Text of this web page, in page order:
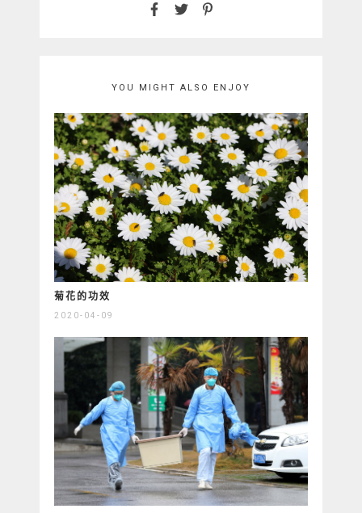
YOU MIGHT ALSO ENJOY
菊花的功效
2020-04-09